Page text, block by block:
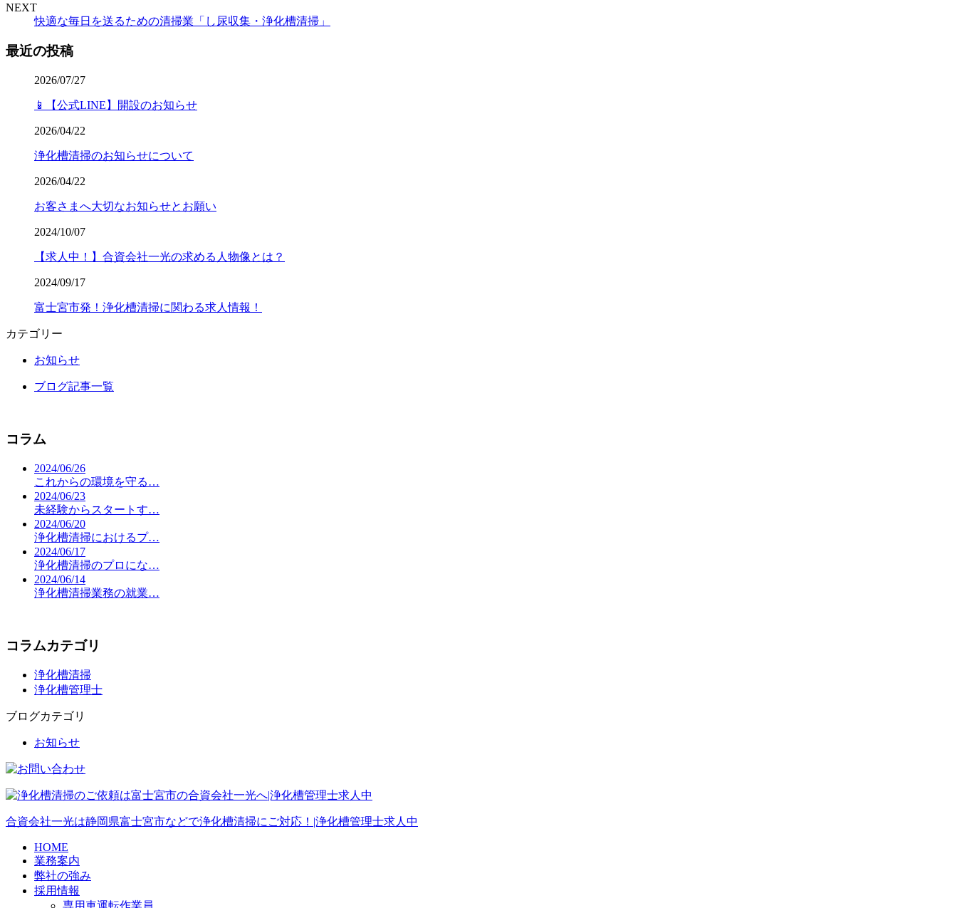
NEXT
快適な毎日を送るための清掃業「し尿収集・浄化槽清掃」
最近の投稿
2026/07/27
📱【公式LINE】開設のお知らせ
2026/04/22
浄化槽清掃のお知らせについて
2026/04/22
お客さまへ大切なお知らせとお願い
2024/10/07
【求人中！】合資会社一光の求める人物像とは？
2024/09/17
富士宮市発！浄化槽清掃に関わる求人情報！
カテゴリー
お知らせ
ブログ記事一覧
コラム
2024/06/26
これからの環境を守る…
2024/06/23
未経験からスタートす…
2024/06/20
浄化槽清掃におけるプ…
2024/06/17
浄化槽清掃のプロにな…
2024/06/14
浄化槽清掃業務の就業…
コラムカテゴリ
浄化槽清掃
浄化槽管理士
ブログカテゴリ
お知らせ
合資会社一光は静岡県富士宮市などで浄化槽清掃にご対応！|浄化槽管理士求人中
HOME
業務案内
弊社の強み
採用情報